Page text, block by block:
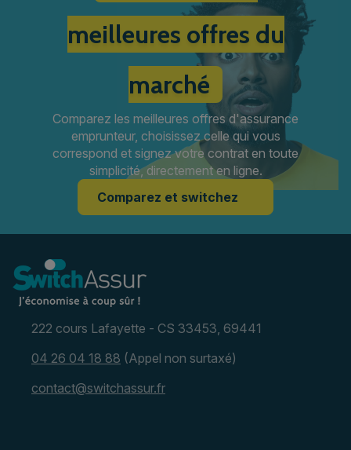
meilleures offres du
marché
Comparez les meilleures offres d'assurance
emprunteur, choisissez celle qui vous
correspond et signez votre contrat en toute
simplicité, directement en ligne.
Comparez et switchez
222 cours Lafayette - CS 33453, 69441
04 26 04 18 88 (Appel non surtaxé)
contact@switchassur.fr